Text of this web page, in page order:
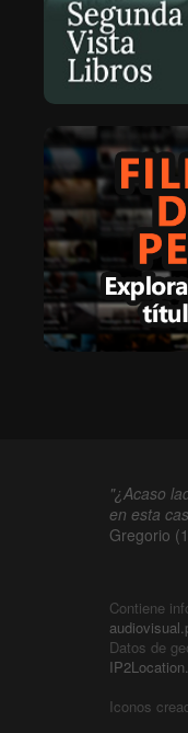
"¿Acaso
en esta
Gregorio
Contiene
Datos de
Iconos